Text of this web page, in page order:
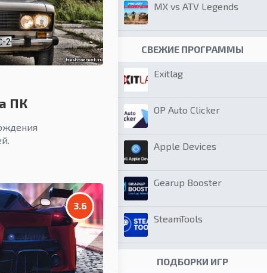
ПК
3.6
MX vs ATV Legends
СВЕЖИЕ ПРОГРАММЫ
Exitlag
OP Auto Clicker
Apple Devices
Gearup Booster
SteamTools
ПОДБОРКИ ИГР